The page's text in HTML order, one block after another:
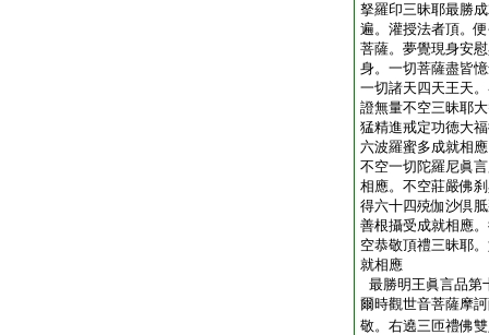
拏羅印三昧耶最勝
遍。灌授法者頂。
菩薩。夢覺現身安
身。一切菩薩盡皆
一切諸天四天王天
證無量不空三昧耶
猛精進戒定功徳大
六波羅蜜多成就相
不空一切陀羅尼眞
相應。不空莊嚴佛
得六十四殑伽沙倶
善根攝受成就相應
空恭敬頂禮三昧耶
就相應
最勝明王眞言品第
爾時觀世音菩薩摩
敬。右遶三匝禮佛